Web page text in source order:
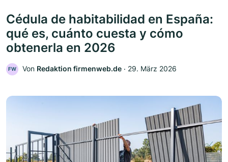
Cédula de habitabilidad en España:
qué es, cuánto cuesta y cómo
obtenerla en 2026
FW Von Redaktion firmenweb.de ‧ 29. März 2026